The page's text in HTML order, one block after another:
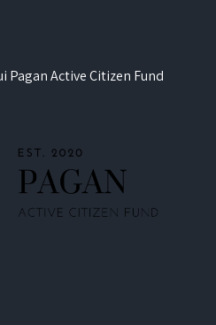
Active Citizen Fund